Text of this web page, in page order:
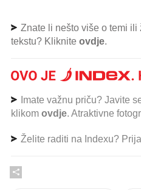
Znate li nešto više o temi
tekstu? Kliknite ovdje.
Imate važnu priču? Javite
klikom ovdje. Atraktivne
Želite raditi na Indexu?